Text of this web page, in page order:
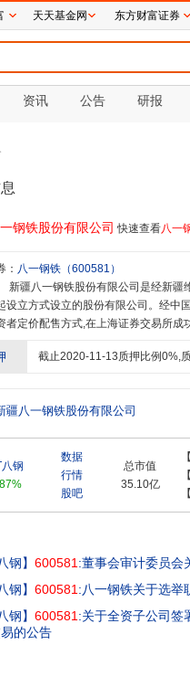
资讯 公告 研报
钢铁股份有限公司 快速查看八一
： 八一钢铁 （600581 ）
设立方式设立的股份有限公司。经
者定价配售方式,在上海证券交易所
现有综合产钢能力800万吨/年,产品
区名牌称号,其中“互力”牌螺纹钢荣获
国精神文明建设工作先进单位”和自
截止2020-11-13质押比例0%,
疆八一钢铁股份有限公司
钢
数据
行情
股吧
总市值
35.10亿
钢】 600581 :董事会审计委员会
钢】 600581 :八一钢铁关于选举
钢】 600581 :关于全资子公司签
的公告
天天基金网 东方财富证券